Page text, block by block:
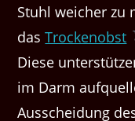
Stuhl weicher zu
dasTrockenobst
Diese
im Darm
Ausscheidung